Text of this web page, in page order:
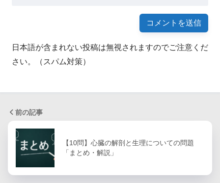
日本語が含まれない投稿は無視されますのでご注意くだ
さい。（スパム対策）
前の記事
【10問】心臓の解剖と生理についての問題
「まとめ・解説」